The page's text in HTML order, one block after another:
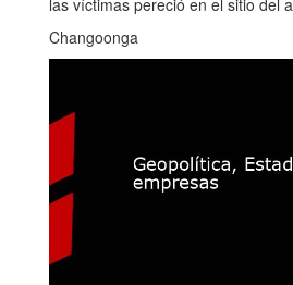
Changoonga